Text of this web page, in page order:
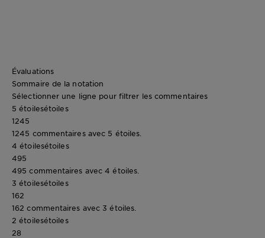
Évaluations
Sommaire de la notation
Sélectionner une ligne pour filtrer les commentaires
5 étoilesétoiles
1245
1245 commentaires avec 5 étoiles.
4 étoilesétoiles
495
495 commentaires avec 4 étoiles.
3 étoilesétoiles
162
162 commentaires avec 3 étoiles.
2 étoilesétoiles
28